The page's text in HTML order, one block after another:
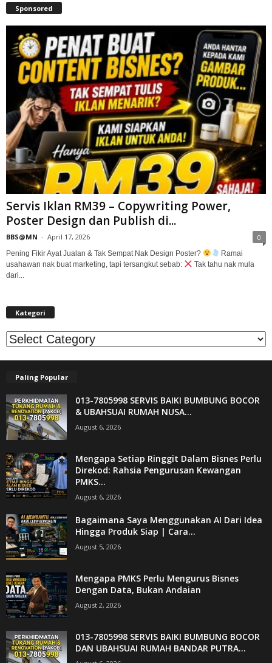
Sponsored
Servis Iklan RM39 – Copywriting Power,
Poster Design dan Publish di...
BBS@MN - April 17, 2026 0
Pening Fikir Ayat Jualan & Tak Sempat Nak Design Poster?
Ramai
usahawan nak buat marketing, tapi tersangkut sebab:
Tak tahu nak mula
dari...
Kategori
Kategori
Paling Popular
013-7805998 SERVIS BAIKI BUMBUNG BOCOR
& UBAHSUAI RUMAH NUSA...
August 6, 2026
Mengapa Setiap Ringgit Dalam Bisnes Perlu
Direkod: Rahsia Pengurusan Kewangan
PMKS...
August 6, 2026
Bagaimana Saya Menggunakan AI Dari Idea
Hingga Produk Siap | Cara...
August 5, 2026
Mengapa PMKS Perlu Mengurus Bisnes
Dengan Data, Bukan Andaian
August 2, 2026
013-7805998 SERVIS BAIKI BUMBUNG BOCOR
DAN UBAHSUAI RUMAH BANDAR PUTRA...